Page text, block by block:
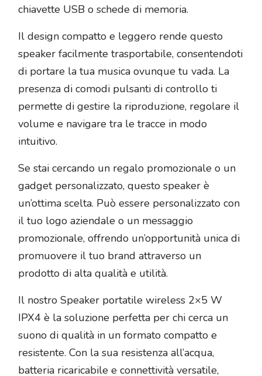
chiavette USB o schede di memoria.
Il design compatto e leggero rende questo
speaker facilmente trasportabile, consentendoti
di portare la tua musica ovunque tu vada. La
presenza di comodi pulsanti di controllo ti
permette di gestire la riproduzione, regolare il
volume e navigare tra le tracce in modo
intuitivo.
Se stai cercando un regalo promozionale o un
gadget personalizzato, questo speaker è
un’ottima scelta. Può essere personalizzato con
il tuo logo aziendale o un messaggio
promozionale, offrendo un’opportunità unica di
promuovere il tuo brand attraverso un
prodotto di alta qualità e utilità.
Il nostro Speaker portatile wireless 2×5 W
IPX4 è la soluzione perfetta per chi cerca un
suono di qualità in un formato compatto e
resistente. Con la sua resistenza all’acqua,
batteria ricaricabile e connettività versatile,